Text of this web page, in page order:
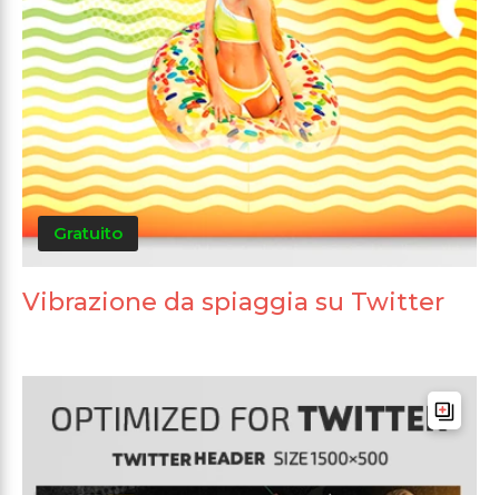
Gratuito
Vibrazione da spiaggia su Twitter